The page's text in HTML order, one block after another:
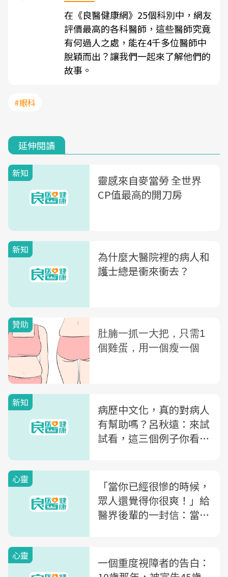
在《良醫健康網》25個科別中，網友
評價最高的各科醫師，這些醫師究竟
有何過人之處，能在4千多位醫師中
脫穎而出？讓我們一起來了解他們的
故事。
#眼科
延伸閱讀
新知
靈感來自麥當勞 全世界
CP值最高的開刀房
新知
為什麼大醫院裡的病人和
護士總是衝來衝去？
新知
病歷中文化，真的對病人
有幫助嗎？呂秋遠：來試
試看，這三個例子你看懂
心靈
「當你已經很慘的時候，
眾人還覺得你很爽！」給
醫界後輩的一封信：當醫
心靈
一個重度視障者的告白：